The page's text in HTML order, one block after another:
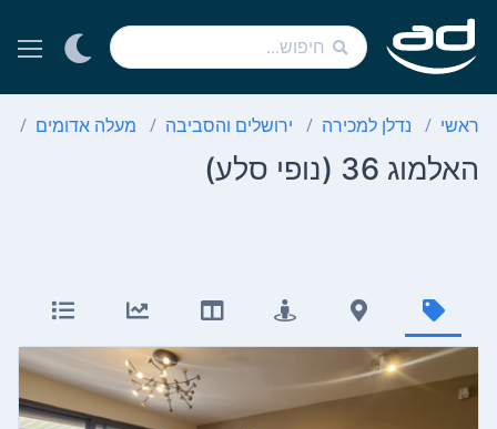
ראשי נדלן למכירה ירושלים והסביבה מעלה אדומים
האלמוג 36 (נופי סלע)